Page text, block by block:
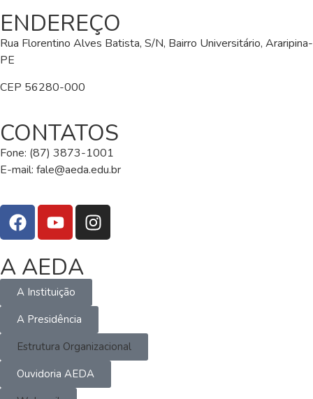
ENDEREÇO
Rua Florentino Alves Batista, S/N, Bairro Universitário, Araripina-
PE
CEP 56280-000
CONTATOS
Fone: (87) 3873-1001
E-mail: fale@aeda.edu.br
A AEDA
A Instituição
A Presidência
Estrutura Organizacional
Ouvidoria AEDA